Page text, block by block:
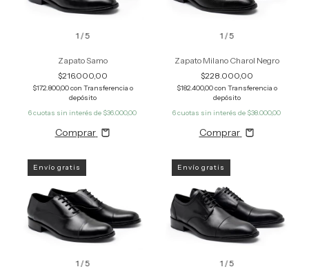
1 /5
Zapato Samo
$216.000,00
$172.800,00con Transferencia o
depósito
6cuotas sin interés de $36.000,00
Comprar
1 /5
Zapato Milano Charol Negro
$228.000,00
$182.400,00con Transferencia o
depósito
6cuotas sin interés de $38.000,00
Comprar
1 /5
Envío gratis
1 /5
Envío gratis